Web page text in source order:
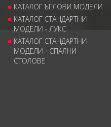
КАТАЛОГ ЪГЛОВИ МОДЕЛИ
КАТАЛОГ СТАНДАРТНИ
МОДЕЛИ - ЛУКС
КАТАЛОГ СТАНДАРТНИ
МОДЕЛИ - СПАЛНИ
СТОЛОВЕ